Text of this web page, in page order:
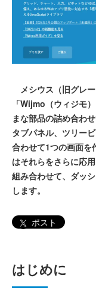
メシウス（旧グレ
「Wijmo（ウィジモ
まな部品の詰め合わ
タブパネル、ツリー
合わせて1つの画面を
はそれらをさらに応
組み合わせて、ダッ
します。
ポスト
はじめに